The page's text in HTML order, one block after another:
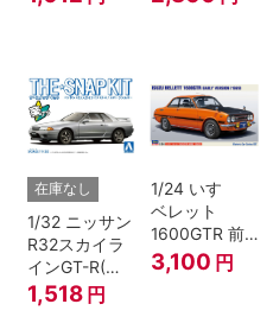
在庫なし
1/32 ニッサン
R32スカイラ
インGT-R(ス
パークシルバ
ー)
1,518 円
1/24 いすゞ
ベレット
1600GTR 前
期型（1969）
3,100 円